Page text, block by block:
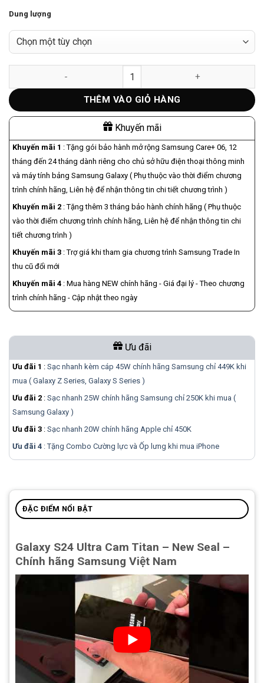
21.990.000₫
23.990.000₫
Dung lượng
Samsung S24 Ultra Cam Titan - Chính Hãng VN số lượng
THÊM VÀO GIỎ HÀNG
Khuyến mãi
Khuyến mãi 1 : Tặng gói bảo hành mở rộng Samsung Care+ 06, 12
tháng đến 24 tháng dành riêng cho chủ sở hữu điện thoại thông minh
và máy tính bảng Samsung Galaxy ( Phụ thuộc vào thời điểm chương
trình chính hãng, Liên hệ để nhận thông tin chi tiết chương trình )
Khuyến mãi 2 : Tặng thêm 3 tháng bảo hành chính hãng ( Phụ thuộc
vào thời điểm chương trình chính hãng, Liên hệ để nhận thông tin chi
tiết chương trình )
Khuyến mãi 3 : Trợ giá khi tham gia chương trình Samsung Trade In
thu cũ đổi mới
Khuyến mãi 4 : Mua hàng NEW chính hãng - Giá đại lý - Theo chương
trình chính hãng - Cập nhật theo ngày
Ưu đãi
Ưu đãi 1 : Sạc nhanh kèm cáp 45W chính hãng Samsung chỉ 449K khi
mua ( Galaxy Z Series, Galaxy S Series )
Ưu đãi 2 : Sạc nhanh 25W chính hãng Samsung chỉ 250K khi mua (
Samsung Galaxy )
Ưu đãi 3 : Sạc nhanh 20W chính hãng Apple chỉ 450K
Ưu đãi 4 : Tặng Combo Cường lực và Ốp lưng khi mua iPhone
ĐẶC ĐIỂM NỔI BẬT
Galaxy S24 Ultra Cam Titan – New Seal –
Chính hãng Samsung Việt Nam